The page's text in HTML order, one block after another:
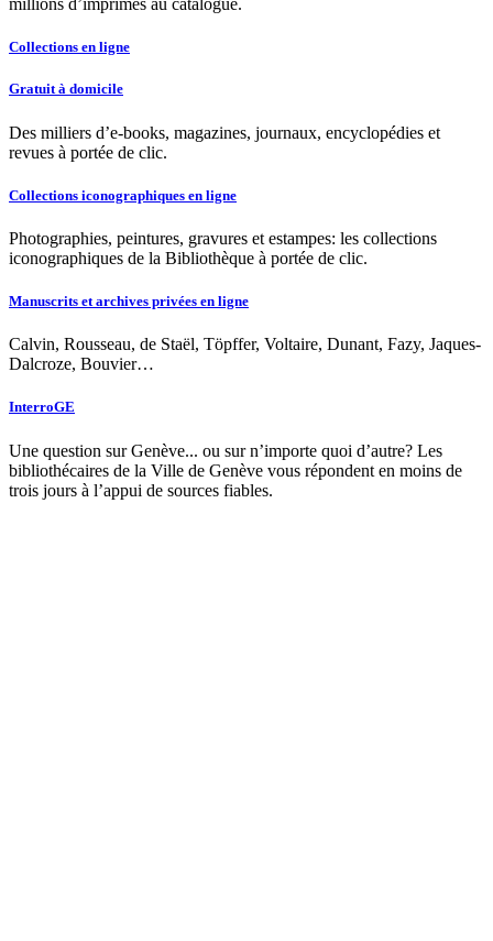
millions d’imprimés au catalogue.
Collections en ligne
Gratuit à domicile
Des milliers d’e-books, magazines, journaux, encyclopédies et
revues à portée de clic.
Collections iconographiques en ligne
Photographies, peintures, gravures et estampes: les collections
iconographiques de la Bibliothèque à portée de clic.
Manuscrits et archives privées en ligne
Calvin, Rousseau, de Staël, Töpffer, Voltaire, Dunant, Fazy, Jaques-
Dalcroze, Bouvier…
InterroGE
Une question sur Genève... ou sur n’importe quoi d’autre? Les
bibliothécaires de la Ville de Genève vous répondent en moins de
trois jours à l’appui de sources fiables.